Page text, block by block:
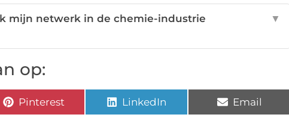
mijn netwerk in de chemie-industrie
▼
op:
Pinterest LinkedIn Email